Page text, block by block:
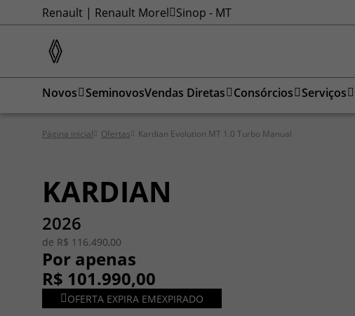
Renault | Renault Morel Sinop - MT
Novos SeminovosVendas Diretas Consórcios Serviços
Página inicial Ofertas Kardian Evolution MT 1.0 Turbo Manual
KARDIAN
2026
de R$ 116.490,00
Por apenas
R$ 101.990,00
OFERTA EXPIRA EMEXPIRADO